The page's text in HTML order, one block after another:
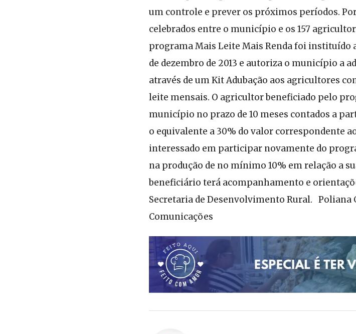
um controle e prever os próximos períodos.
celebrados entre o município e os 157
programa Mais Leite Mais Renda foi instituído
de dezembro de 2013 e autoriza o município a
através de um Kit Adubação aos agricultores
leite mensais. O agricultor beneficiado pelo
município no prazo de 10 meses contados a
o equivalente a 30% do valor correspondente
interessado em participar novamente do
na produção de no mínimo 10% em relação a
beneficiário terá acompanhamento e
Secretaria de Desenvolvimento Rural.
Comunicações